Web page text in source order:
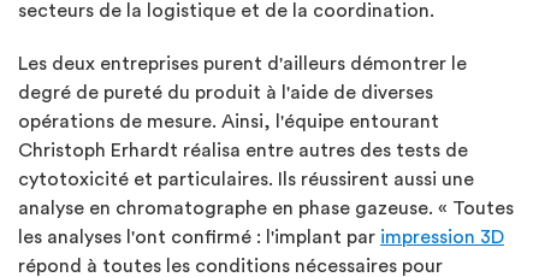
secteurs de la logistique et de la coordination.
Les deux entreprises purent d'ailleurs démontrer le
degré de pureté du produit à l'aide de diverses
opérations de mesure. Ainsi, l'équipe entourant
Christoph Erhardt réalisa entre autres des tests de
cytotoxicité et particulaires. Ils réussirent aussi une
analyse en chromatographe en phase gazeuse. « Toutes
les analyses l'ont confirmé : l'implant par impression 3D
répond à toutes les conditions nécessaires pour